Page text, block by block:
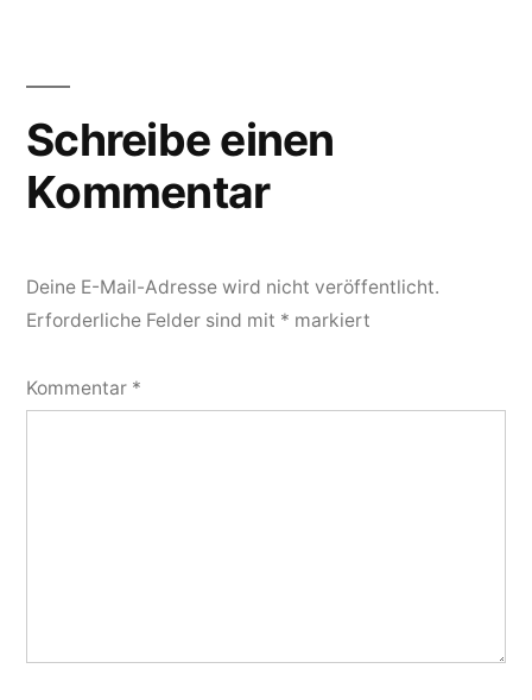
Schreibe einen
Kommentar
Deine E-Mail-Adresse wird nicht veröffentlicht.
Erforderliche Felder sind mit * markiert
Kommentar *